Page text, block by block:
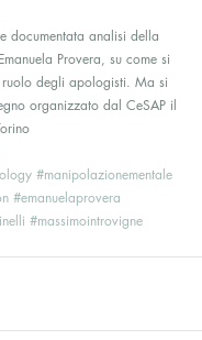
documentata analisi della
Provera, su come si
ruolo degli apologisti. Ma si
organizzato dal CeSAP il
#manipolazionementale
#emanuelaprovera
#massimointrovigne